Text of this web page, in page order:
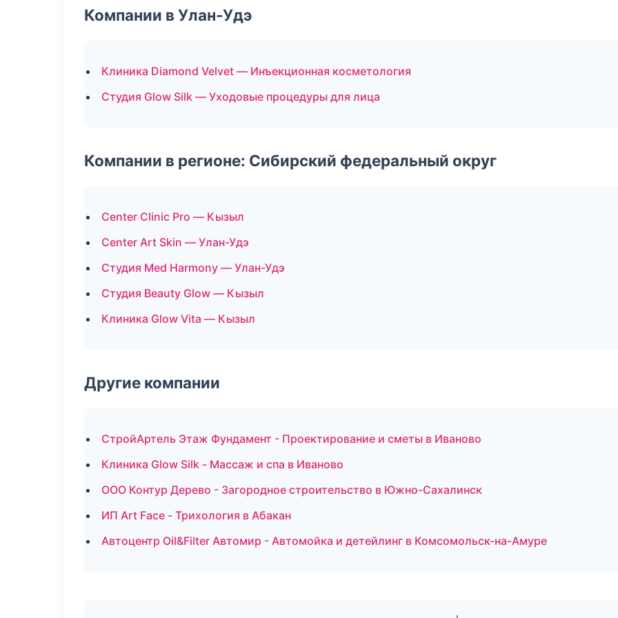
Компании в Улан-Удэ
Клиника Diamond Velvet — Инъекционная косметология
Студия Glow Silk — Уходовые процедуры для лица
Компании в регионе: Сибирский федеральный округ
Center Clinic Pro — Кызыл
Center Art Skin — Улан-Удэ
Студия Med Harmony — Улан-Удэ
Студия Beauty Glow — Кызыл
Клиника Glow Vita — Кызыл
Другие компании
СтройАртель Этаж Фундамент - Проектирование и сметы в Иваново
Клиника Glow Silk - Массаж и спа в Иваново
ООО Контур Дерево - Загородное строительство в Южно-Сахалинск
ИП Art Face - Трихология в Абакан
Автоцентр Oil&Filter Автомир - Автомойка и детейлинг в Комсомольск-на-Амуре